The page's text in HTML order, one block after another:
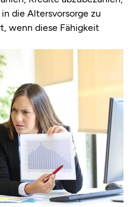
die Altersvorsorge zu
wenn diese Fähigkeit